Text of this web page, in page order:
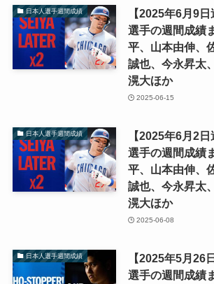
日本人選手週間成績
【2025年6月9
選手の週間成績
平、山本由伸、
誠也、今永昇太
滉大ほか
2025-06-15
日本人選手週間成績
【2025年6月2
選手の週間成績
平、山本由伸、
誠也、今永昇太
滉大ほか
2025-06-08
日本人選手週間成績
【2025年5月26
選手の週間成績